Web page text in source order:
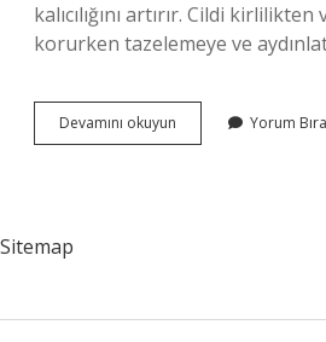
kalıcılığını artırır. Cildi kirlilikten
korurken tazelemeye ve
Devamını okuyun
Minimize
Yorum
Sitemap